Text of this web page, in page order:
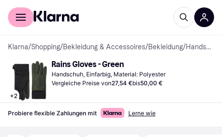
Für Shopper
Klarna/Shopping/Bekleidung & Accessoires/Bekleidung/ Handschuhe
+2
Rains Gloves - Green
Handschuh, Einfarbig, Material: Polyester
Vergleiche Preise von27,54 €bis50,00 €
Probiere flexible Zahlungen mit Lerne wie